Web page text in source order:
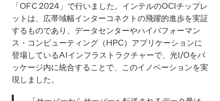
「OFC 2024」で行いました。インテルのOCIチップレ
ットは、広帯域幅インターコネクトの飛躍的進歩を実証
するものであり、データセンターやハイパフォーマン
ス・コンピューティング（HPC）アプリケーションに
登場しているAIインフラストラクチャーで、光I/Oをパ
ッケージ内に統合することで、このイノベーションを実
現しました。